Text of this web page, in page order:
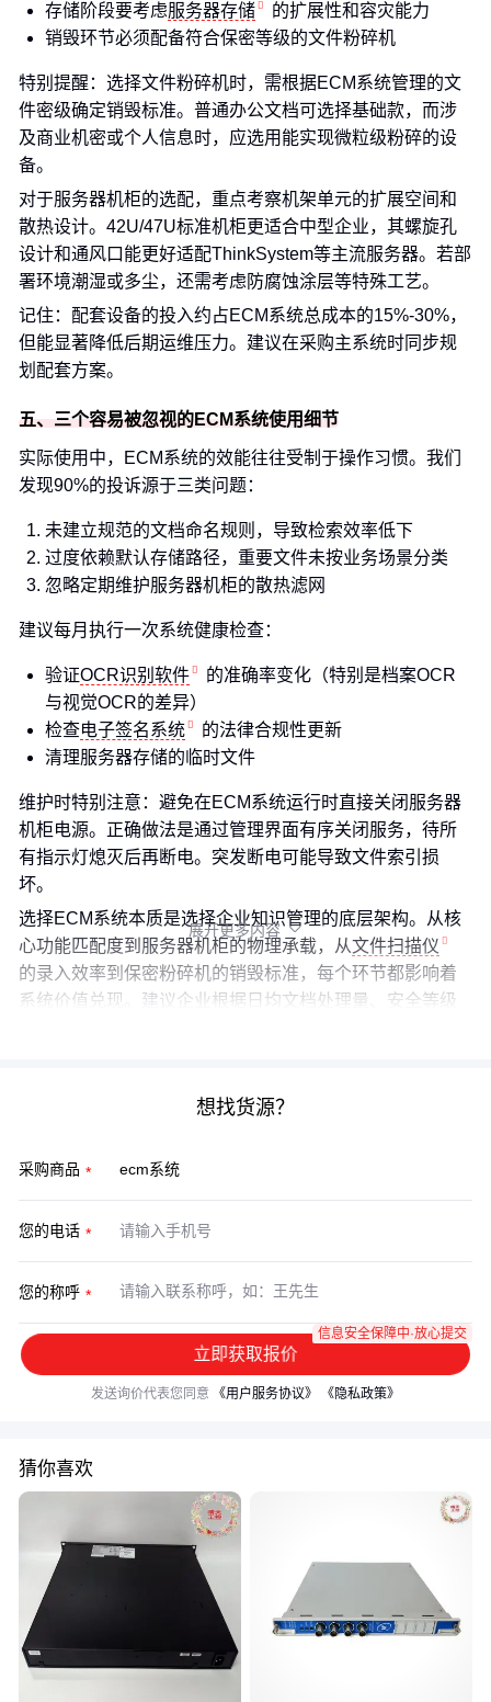
存储阶段要考虑服务器存储
的扩展性和容灾能力
销毁环节必须配备符合保密等级的文件粉碎机
特别提醒：选择文件粉碎机时，需根据ECM系统管理的文
件密级确定销毁标准。普通办公文档可选择基础款，而涉
及商业机密或个人信息时，应选用能实现微粒级粉碎的设
备。
对于服务器机柜的选配，重点考察机架单元的扩展空间和
散热设计。42U/47U标准机柜更适合中型企业，其螺旋孔
设计和通风口能更好适配ThinkSystem等主流服务器。若部
署环境潮湿或多尘，还需考虑防腐蚀涂层等特殊工艺。
记住：配套设备的投入约占ECM系统总成本的15%-30%，
但能显著降低后期运维压力。建议在采购主系统时同步规
划配套方案。
五、三个容易被忽视的ECM系统使用细节
实际使用中，ECM系统的效能往往受制于操作习惯。我们
发现90%的投诉源于三类问题：
未建立规范的文档命名规则，导致检索效率低下
过度依赖默认存储路径，重要文件未按业务场景分类
忽略定期维护服务器机柜的散热滤网
建议每月执行一次系统健康检查：
验证OCR识别软件
的准确率变化（特别是档案OCR
与视觉OCR的差异）
检查电子签名系统
的法律合规性更新
清理服务器存储的临时文件
维护时特别注意：避免在ECM系统运行时直接关闭服务器
机柜电源。正确做法是通过管理界面有序关闭服务，待所
有指示灯熄灭后再断电。突发断电可能导致文件索引损
坏。
选择ECM系统本质是选择企业知识管理的底层架构。从核
心功能匹配度到服务器机柜的物理承载，从文件扫描仪
的录入效率到保密粉碎机的销毁标准，每个环节都影响着
系统价值兑现。建议企业根据日均文档处理量、安全等级
展开更多内容 
想找货源？
采购商品
您的电话
您的称呼
立即获取报价
信息安全保障中·放心提交
发送询价代表您同意 《用户服务协议》 《隐私政策》
猜你喜欢